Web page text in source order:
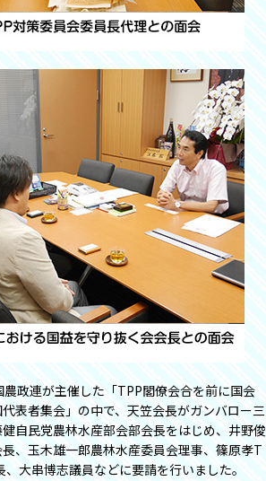
政連が主催した「TPP閣僚会合を前に国会
表者集会」の中で、天笠会長がガンバロー三
自民党農林水産部会部会長をはじめ、井野俊
、玉木雄一郎農林水産委員会理事、篠原孝T
大串博志議員などに要請を行いました。